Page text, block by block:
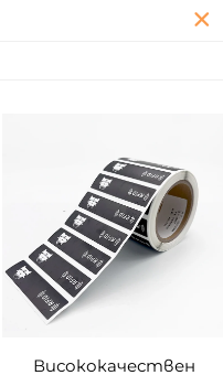
Висококачествен